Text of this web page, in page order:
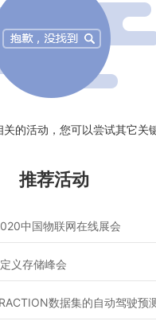
的活动，您可以尝试其它关
推荐活动
中国物联网在线展会
义存储峰会
数据集的自动驾驶预测模型挑战